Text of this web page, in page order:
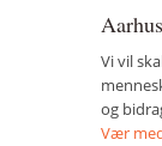
Vi vil
og
Vær